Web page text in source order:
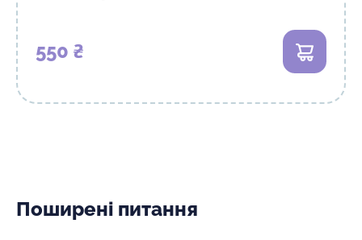
550 ₴ В кошик
Поширені питання